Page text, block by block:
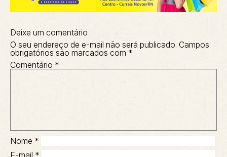
Deixe um comentário
O seu endereço de e-mail não será publicado. Campos
obrigatórios são marcados com *
Comentário *
Nome *
E-mail *